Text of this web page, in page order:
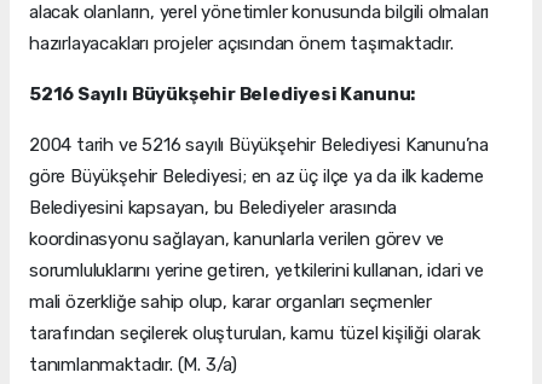
alacak olanların, yerel yönetimler konusunda bilgili olmaları
hazırlayacakları projeler açısından önem taşımaktadır.
5216 Sayılı Büyükşehir Belediyesi Kanunu:
2004 tarih ve 5216 sayılı Büyükşehir Belediyesi Kanunu’na
göre Büyükşehir Belediyesi; en az üç ilçe ya da ilk kademe
Belediyesini kapsayan, bu Belediyeler arasında
koordinasyonu sağlayan, kanunlarla verilen görev ve
sorumluluklarını yerine getiren, yetkilerini kullanan, idari ve
mali özerkliğe sahip olup, karar organları seçmenler
tarafından seçilerek oluşturulan, kamu tüzel kişiliği olarak
tanımlanmaktadır. (M. 3/a)